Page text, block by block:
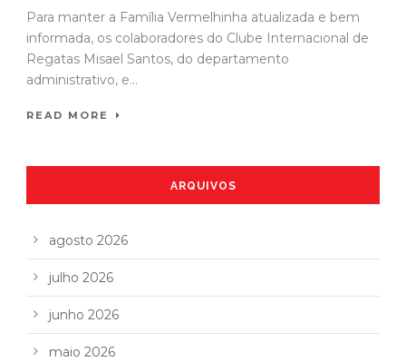
Para manter a Família Vermelhinha atualizada e bem
informada, os colaboradores do Clube Internacional de
Regatas Misael Santos, do departamento
administrativo, e...
READ MORE
ARQUIVOS
agosto 2026
julho 2026
junho 2026
maio 2026